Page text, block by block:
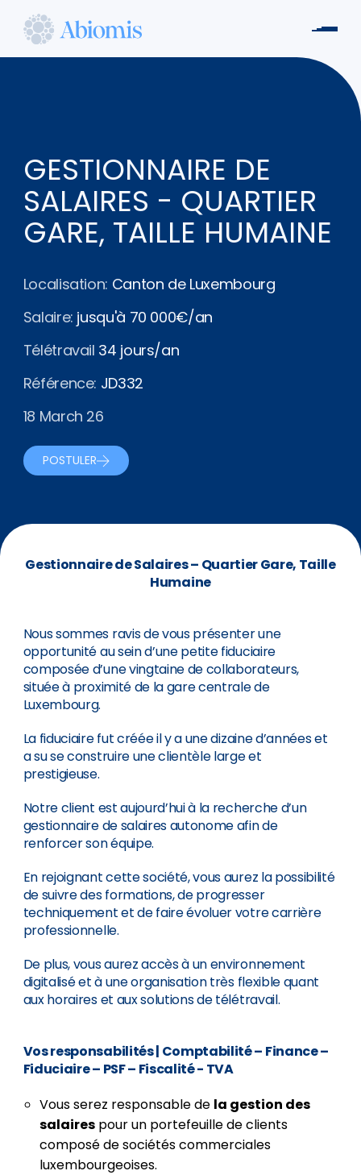
contenu
Abiomis
GESTIONNAIRE DE
SALAIRES - QUARTIER
GARE, TAILLE HUMAINE
Localisation: Canton de Luxembourg
Salaire: jusqu'à 70 000€/an
Télétravail 34 jours/an
Référence: JD332
18 March 26
POSTULER
Gestionnaire de Salaires – Quartier Gare, Taille
Humaine
Nous sommes ravis de vous présenter une
opportunité au sein d’une petite fiduciaire
composée d’une vingtaine de collaborateurs,
située à proximité de la gare centrale de
Luxembourg.
La fiduciaire fut créée il y a une dizaine d’années et
a su se construire une clientèle large et
prestigieuse.
Notre client est aujourd’hui à la recherche d’un
gestionnaire de salaires autonome afin de
renforcer son équipe.
En rejoignant cette société, vous aurez la possibilité
de suivre des formations, de progresser
techniquement et de faire évoluer votre carrière
professionnelle.
De plus, vous aurez accès à un environnement
digitalisé et à une organisation très flexible quant
aux horaires et aux solutions de télétravail.
Vos responsabilités| Comptabilité – Finance –
Fiduciaire – PSF – Fiscalité - TVA
Vous serez responsable de la gestion des
salairespour un portefeuille de clients
composé de sociétés commerciales
luxembourgeoises.